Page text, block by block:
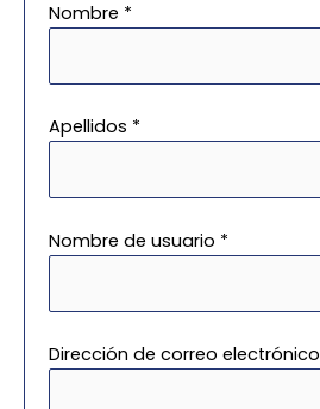
Nombre *
Apellidos *
Nombre de usuario *
Dirección de correo electrónico